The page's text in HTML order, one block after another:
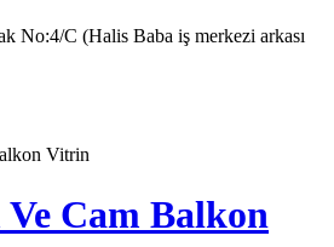
No:4/C (Halis Baba iş merkezi arkası
Vitrin
Cam Balkon